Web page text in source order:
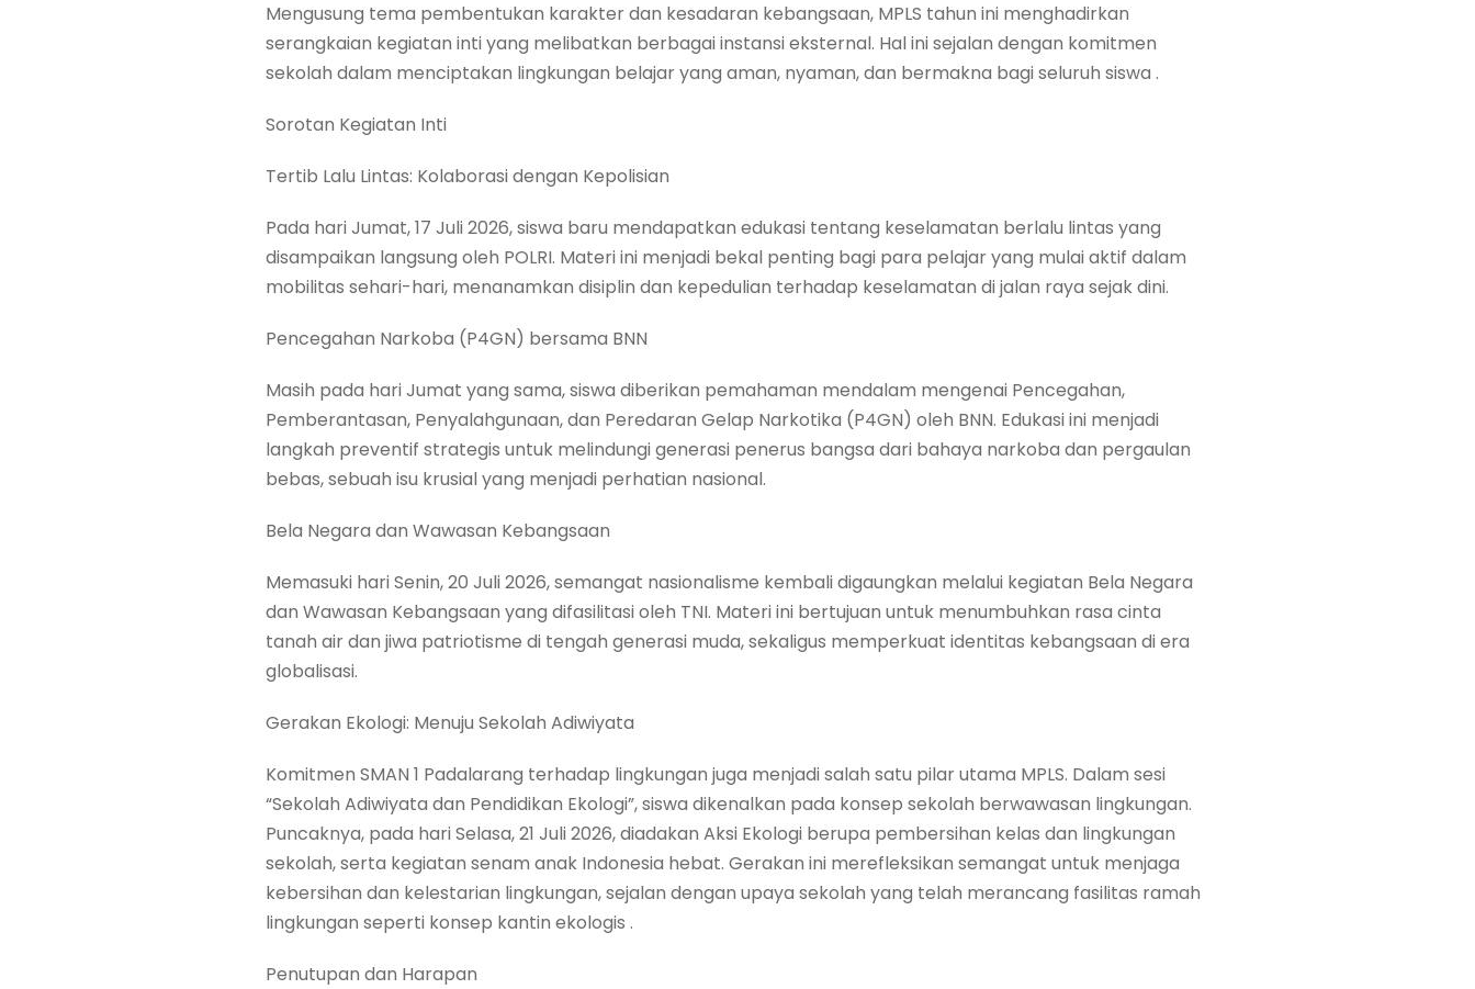
Mengusung tema pembentukan karakter dan kesadaran kebangsaan, MPLS tahun ini menghadirkan
serangkaian kegiatan inti yang melibatkan berbagai instansi eksternal. Hal ini sejalan dengan komitmen
sekolah dalam menciptakan lingkungan belajar yang aman, nyaman, dan bermakna bagi seluruh siswa .
Sorotan Kegiatan Inti
Tertib Lalu Lintas: Kolaborasi dengan Kepolisian
Pada hari Jumat, 17 Juli 2026, siswa baru mendapatkan edukasi tentang keselamatan berlalu lintas yang
disampaikan langsung oleh POLRI. Materi ini menjadi bekal penting bagi para pelajar yang mulai aktif dalam
mobilitas sehari-hari, menanamkan disiplin dan kepedulian terhadap keselamatan di jalan raya sejak dini.
Pencegahan Narkoba (P4GN) bersama BNN
Masih pada hari Jumat yang sama, siswa diberikan pemahaman mendalam mengenai Pencegahan,
Pemberantasan, Penyalahgunaan, dan Peredaran Gelap Narkotika (P4GN) oleh BNN. Edukasi ini menjadi
langkah preventif strategis untuk melindungi generasi penerus bangsa dari bahaya narkoba dan pergaulan
bebas, sebuah isu krusial yang menjadi perhatian nasional.
Bela Negara dan Wawasan Kebangsaan
Memasuki hari Senin, 20 Juli 2026, semangat nasionalisme kembali digaungkan melalui kegiatan Bela Negara
dan Wawasan Kebangsaan yang difasilitasi oleh TNI. Materi ini bertujuan untuk menumbuhkan rasa cinta
tanah air dan jiwa patriotisme di tengah generasi muda, sekaligus memperkuat identitas kebangsaan di era
globalisasi.
Gerakan Ekologi: Menuju Sekolah Adiwiyata
Komitmen SMAN 1 Padalarang terhadap lingkungan juga menjadi salah satu pilar utama MPLS. Dalam sesi
“Sekolah Adiwiyata dan Pendidikan Ekologi”, siswa dikenalkan pada konsep sekolah berwawasan lingkungan.
Puncaknya, pada hari Selasa, 21 Juli 2026, diadakan Aksi Ekologi berupa pembersihan kelas dan lingkungan
sekolah, serta kegiatan senam anak Indonesia hebat. Gerakan ini merefleksikan semangat untuk menjaga
kebersihan dan kelestarian lingkungan, sejalan dengan upaya sekolah yang telah merancang fasilitas ramah
lingkungan seperti konsep kantin ekologis .
Penutupan dan Harapan